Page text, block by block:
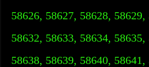
58626, 58627, 58628, 58629,
58632, 58633, 58634, 58635,
58638, 58639, 58640, 58641,